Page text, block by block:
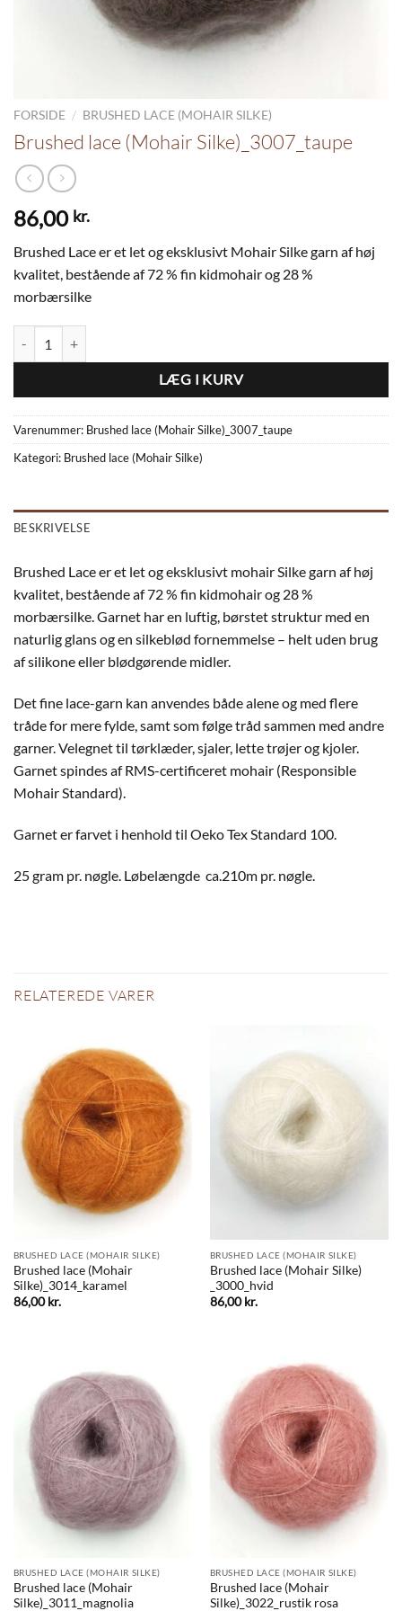
FORSIDE / BRUSHED LACE (MOHAIR SILKE)
Brushed lace (Mohair Silke)_3007_taupe
86,00 kr.
Brushed Lace er et let og eksklusivt Mohair Silke garn af høj
kvalitet, bestående af 72 % fin kidmohair og 28 %
morbærsilke
LÆG I KURV
Varenummer: Brushed lace (Mohair Silke)_3007_taupe
Kategori: Brushed lace (Mohair Silke)
BESKRIVELSE
Brushed Lace er et let og eksklusivt mohair Silke garn af høj
kvalitet, bestående af 72 % fin kidmohair og 28 %
morbærsilke. Garnet har en luftig, børstet struktur med en
naturlig glans og en silkeblød fornemmelse – helt uden brug
af silikone eller blødgørende midler.
Det fine lace-garn kan anvendes både alene og med flere
tråde for mere fylde, samt som følge tråd sammen med andre
garner. Velegnet til tørklæder, sjaler, lette trøjer og kjoler.
Garnet spindes af RMS-certificeret mohair (Responsible
Mohair Standard).
Garnet er farvet i henhold til Oeko Tex Standard 100.
25 gram pr. nøgle. Løbelængde ca.210m pr. nøgle.
RELATEREDE VARER
BRUSHED LACE (MOHAIR SILKE)
Brushed lace (Mohair
Silke)_3014_karamel
86,00kr.
BRUSHED LACE (MOHAIR SILKE)
Brushed lace (Mohair Silke)
_3000_hvid
86,00kr.
BRUSHED LACE (MOHAIR SILKE)
Brushed lace (Mohair
Silke)_3011_magnolia
BRUSHED LACE (MOHAIR SILKE)
Brushed lace (Mohair
Silke)_3022_rustik rosa